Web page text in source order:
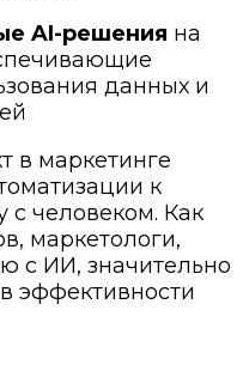
AI-решения на
данных и
в маркетинге
к
с человеком. Как
маркетологи,
с ИИ, значительно
эффективности